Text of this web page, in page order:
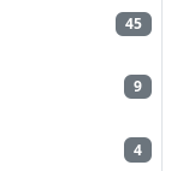
45
9
4